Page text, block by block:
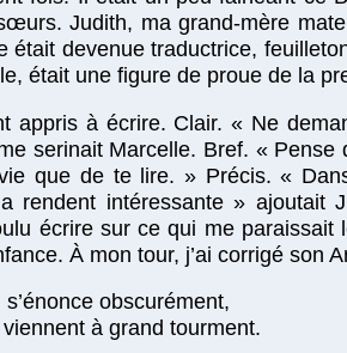
Judith, ma grand-mère
était devenue traductrice,
était une figure de proue de la
appris à écrire. Clair. « Ne
serinait Marcelle. Bref. « Pense
que de te lire. » Précis. «
rendent intéressante » ajoutait
écrire sur ce qui me
À mon tour, j’ai corrigé son
obscurément,
à grand tourment.